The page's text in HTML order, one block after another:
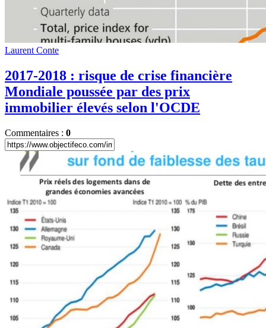
Laurent Conte
2017-2018 : risque de crise financière
Mondiale poussée par des prix
immobilier élevés selon l'OCDE
Commentaires : 0